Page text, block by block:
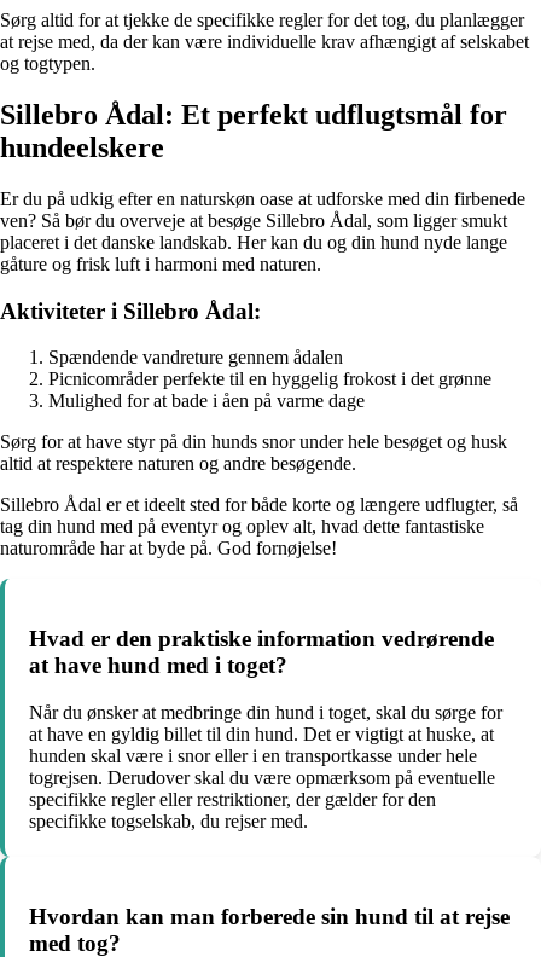
Sørg altid for at tjekke de specifikke regler for det tog, du planlægger
at rejse med, da der kan være individuelle krav afhængigt af selskabet
og togtypen.
Sillebro Ådal: Et perfekt udflugtsmål for
hundeelskere
Er du på udkig efter en naturskøn oase at udforske med din firbenede
ven? Så bør du overveje at besøge Sillebro Ådal, som ligger smukt
placeret i det danske landskab. Her kan du og din hund nyde lange
gåture og frisk luft i harmoni med naturen.
Aktiviteter i Sillebro Ådal:
Spændende vandreture gennem ådalen
Picnicområder perfekte til en hyggelig frokost i det grønne
Mulighed for at bade i åen på varme dage
Sørg for at have styr på din hunds snor under hele besøget og husk
altid at respektere naturen og andre besøgende.
Sillebro Ådal er et ideelt sted for både korte og længere udflugter, så
tag din hund med på eventyr og oplev alt, hvad dette fantastiske
naturområde har at byde på. God fornøjelse!
Hvad er den praktiske information vedrørende
at have hund med i toget?
Når du ønsker at medbringe din hund i toget, skal du sørge for
at have en gyldig billet til din hund. Det er vigtigt at huske, at
hunden skal være i snor eller i en transportkasse under hele
togrejsen. Derudover skal du være opmærksom på eventuelle
specifikke regler eller restriktioner, der gælder for den
specifikke togselskab, du rejser med.
Hvordan kan man forberede sin hund til at rejse
med tog?